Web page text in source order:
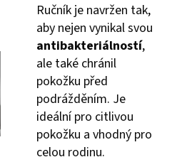
Ručník je navržen tak,
aby nejen vynikal svou
antibakteriálností,
ale také chránil
pokožku před
podrážděním. Je
ideální pro citlivou
pokožku a vhodný pro
celou rodinu.